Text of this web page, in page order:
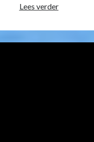
Lees verderWinDirStat,
TreeSize
vervanger